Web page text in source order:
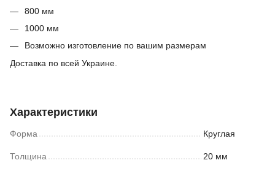
800 мм
1000 мм
Возможно изготовление по вашим размерам
Доставка по всей Украине.
Характеристики
Форма Круглая
Толщина 20 мм